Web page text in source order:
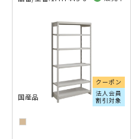
クーポン
法人会員
割引対象
国産品